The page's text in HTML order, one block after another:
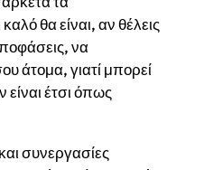
θα είναι, αν θέλεις
να
άτομα, γιατί μπορεί
έτσι όπως
συνεργασίες